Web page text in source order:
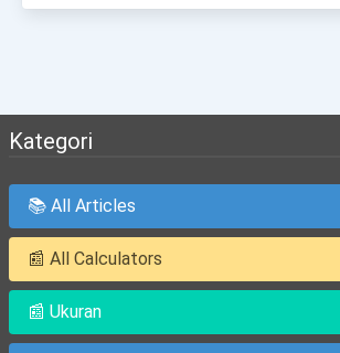
Kategori
📚 All Articles
📰 All Calculators
📰 Ukuran